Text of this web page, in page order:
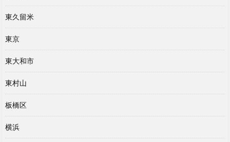
東久留米
東京
東大和市
東村山
板橋区
横浜